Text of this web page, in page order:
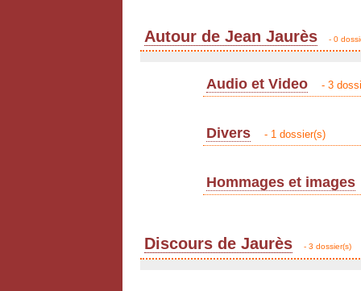
Autour de Jean Jaurès - 0
Audio et Video - 3
Divers - 1 dossier(s)
Hommages et images
Discours de Jaurès - 3 dossier(s)